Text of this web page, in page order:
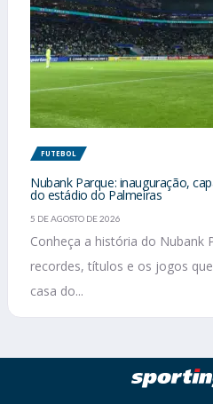
FUTEBOL
Nubank Parque: inauguração,
do estádio do Palmeiras
5 DE AGOSTO DE 2026
Conheça a história do Nubank
recordes, títulos e os jogos
casa do...